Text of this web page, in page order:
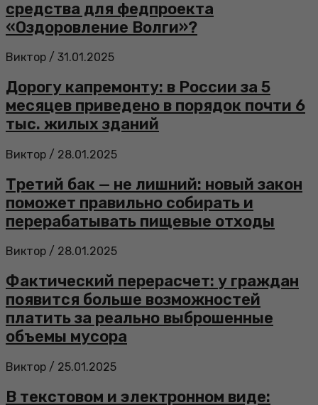
средства для федпроекта
«Оздоровление Волги»?
Виктор / 31.01.2025
Дорогу капремонту: в России за 5
месяцев приведено в порядок почти 6
тыс. жилых зданий
Виктор / 28.01.2025
Третий бак — не лишний: новый закон
поможет правильно собирать и
перерабатывать пищевые отходы
Виктор / 28.01.2025
Фактический перерасчет: у граждан
появится больше возможностей
платить за реально выброшенные
объемы мусора
Виктор / 25.01.2025
В текстовом и электронном виде: